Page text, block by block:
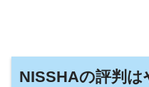
NISSHAの評判